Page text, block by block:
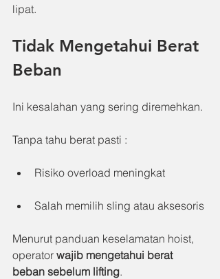
lipat.
Tidak Mengetahui Berat
Beban
Ini kesalahan yang sering diremehkan.
Tanpa tahu berat pasti :
Risiko overload meningkat
Salah memilih sling atau aksesoris
Menurut panduan keselamatan hoist,
operator wajib mengetahui berat
beban sebelum lifting.